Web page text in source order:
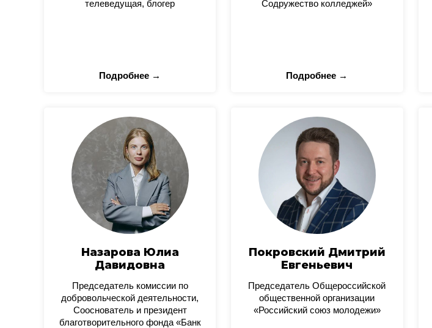
телеведущая, блогер
Подробнее →
Содружество колледжей»
Подробнее →
Назарова Юлиа
Давидовна
Председатель комиссии по
добровольческой деятельности,
Сооснователь и президент
благотворительного фонда «Банк
Покровский Дмитрий
Евгеньевич
Председатель Общероссийской
общественной организации
«Российский союз молодежи»